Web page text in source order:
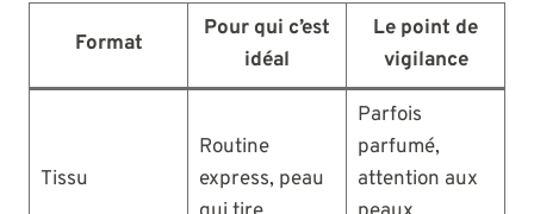
Format
Pour qui c’est
idéal
Le point de
vigilance
Tissu
Routine
express, peau
Parfois
parfumé,
attention aux